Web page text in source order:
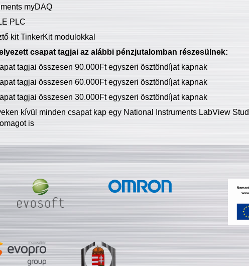
myDAQ
PLC
kit TinkerKit modulokkal
csapat tagjai az alábbi pénzjutalomban részesülnek:
tagjai összesen 90.000Ft egyszeri ösztöndíjat kapnak
tagjai összesen 60.000Ft egyszeri ösztöndíjat kapnak
tagjai összesen 30.000Ft egyszeri ösztöndíjat kapnak
kívül minden csapat kap egy National Instruments LabView
is